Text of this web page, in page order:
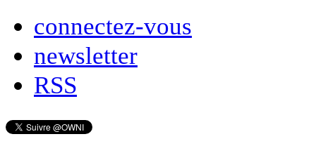
connectez-vous
newsletter
RSS